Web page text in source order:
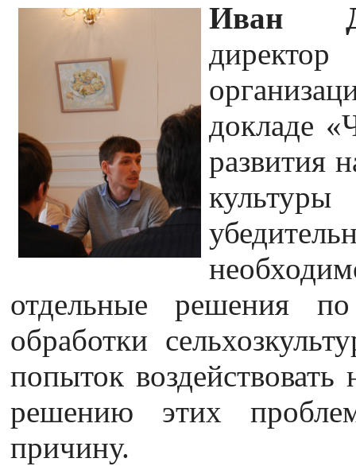
Иван
докладе
развития
отдельные решения
обработки
попыток
решению этих
причину.